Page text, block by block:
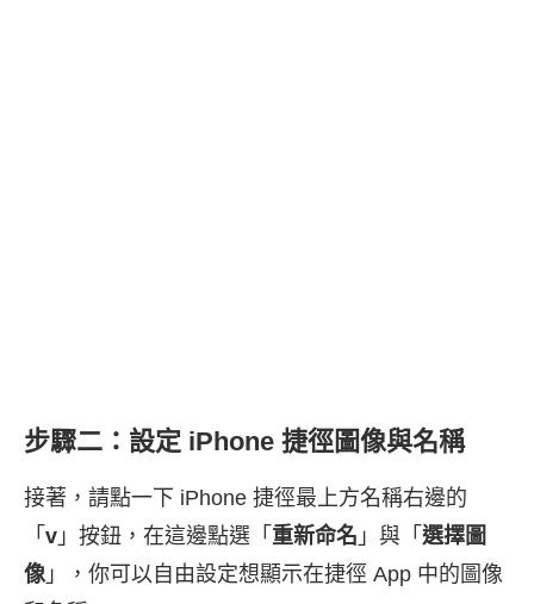
步驟二：設定 iPhone 捷徑圖像與名稱
接著，請點一下 iPhone 捷徑最上方名稱右邊的
「 v 」按鈕，在這邊點選「 重新命名 」與「 選擇圖
像 」，你可以自由設定想顯示在捷徑 App 中的圖像